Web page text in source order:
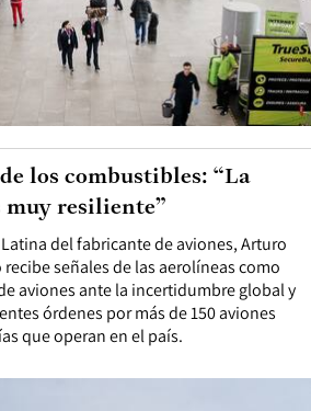
del fabricante de aviones, Arturo
señales de las aerolíneas como
aviones ante la incertidumbre global y
órdenes por más de 150 aviones
que operan en el país.
los combustibles: “La
muy resiliente”